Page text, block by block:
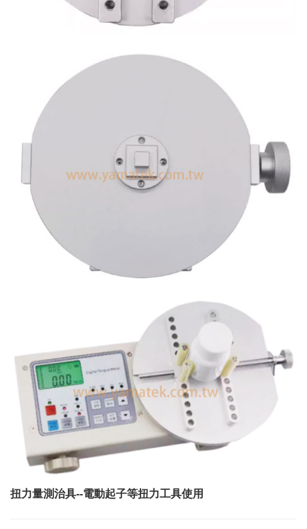
扭力量測治具--電動起子等扭力工具使用